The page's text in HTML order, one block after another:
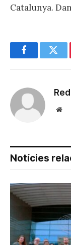
Catalunya.
Facebook
Notícies